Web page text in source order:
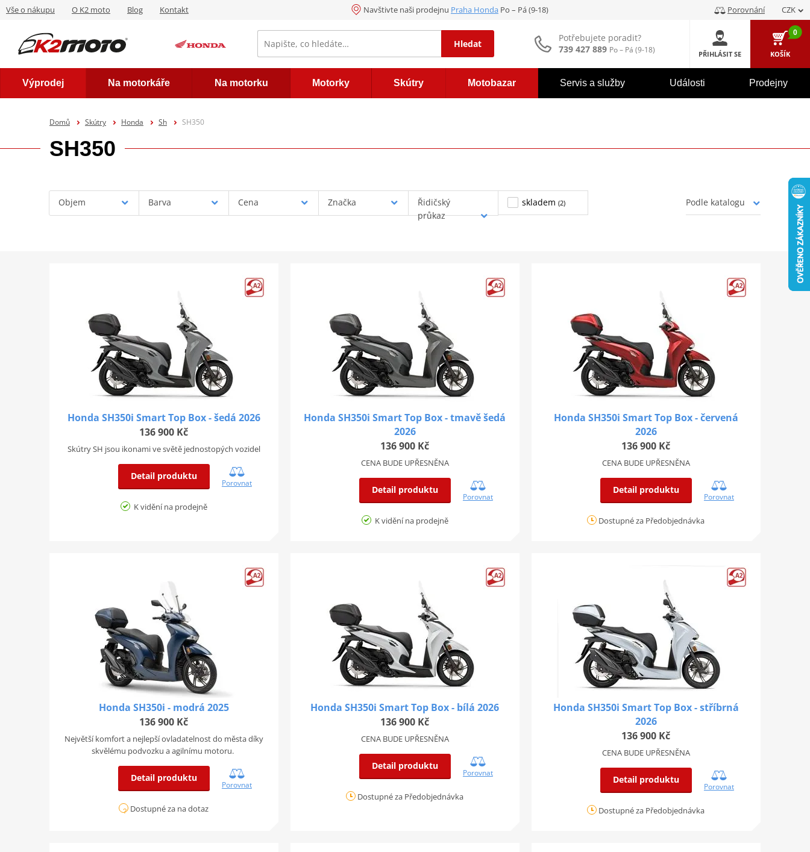
Vše o nákupu O K2 moto Blog Kontakt Navštivte naši prodejnu Praha HondaPo – Pá (9-18) Porovnání CZK
Hledat
Potřebujete poradit?
739 427 889 Po – Pá (9-18) PŘIHLÁSIT SE
0
KOŠÍK
Výprodej Na motorkáře Na motorku Motorky Skútry Motobazar Servis a služby Události Prodejny
Domů Skútry Honda Sh SH350
SH350
Objem Barva Cena Značka
Řidičský
průkaz
skladem (2)
Honda SH350i Smart Top Box - šedá 2026
136 900 Kč
Skútry SH jsou ikonami ve světě jednostopých vozidel
Detail produktu
Porovnat
K vidění na prodejně
Honda SH350i Smart Top Box - tmavě šedá
2026
136 900 Kč
CENA BUDE UPŘESNĚNA
Detail produktu
Porovnat
K vidění na prodejně
Honda SH350i Smart Top Box - červená
2026
136 900 Kč
CENA BUDE UPŘESNĚNA
Detail produktu
Porovnat
Dostupné za Předobjednávka
Honda SH350i - modrá 2025
136 900 Kč
Největší komfort a nejlepší ovladatelnost do města díky
skvělému podvozku a agilnímu motoru.
Detail produktu
Porovnat
Dostupné za na dotaz
Honda SH350i Smart Top Box - bílá 2026
136 900 Kč
CENA BUDE UPŘESNĚNA
Detail produktu
Porovnat
Dostupné za Předobjednávka
Honda SH350i Smart Top Box - stříbrná
2026
136 900 Kč
CENA BUDE UPŘESNĚNA
Detail produktu
Porovnat
Dostupné za Předobjednávka